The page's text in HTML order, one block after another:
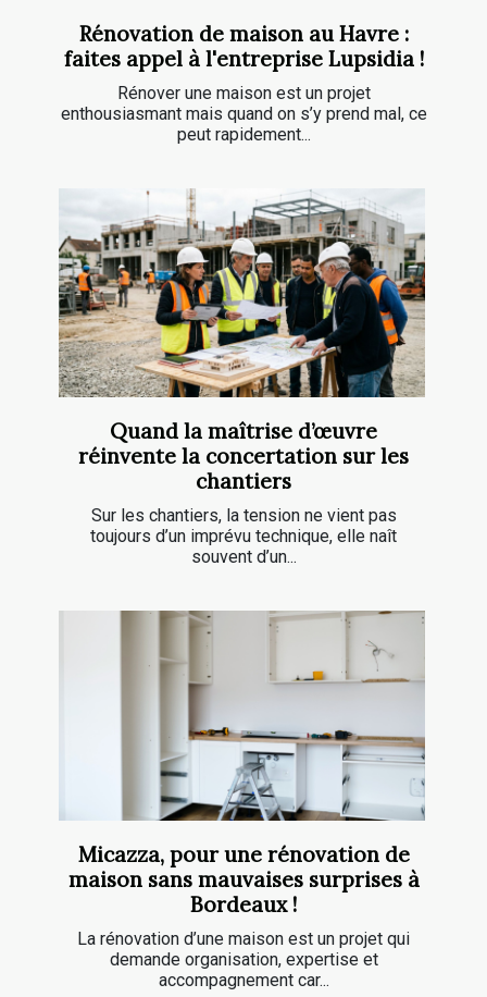
Rénovation de maison au Havre :
faites appel à l'entreprise Lupsidia !
Rénover une maison est un projet
enthousiasmant mais quand on s’y prend mal, ce
peut rapidement...
Quand la maîtrise d’œuvre
réinvente la concertation sur les
chantiers
Sur les chantiers, la tension ne vient pas
toujours d’un imprévu technique, elle naît
souvent d’un...
Micazza, pour une rénovation de
maison sans mauvaises surprises à
Bordeaux !
La rénovation d’une maison est un projet qui
demande organisation, expertise et
accompagnement car...